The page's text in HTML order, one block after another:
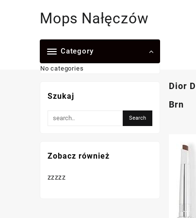
Mops Nałęczów
Category
No categories
Dior
Brn
Szukaj
Zobacz również
zzzzz